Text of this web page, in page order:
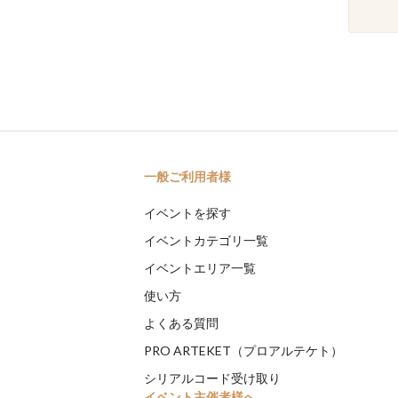
一般ご利用者様
イベントを探す
イベントカテゴリ一覧
イベントエリア一覧
使い方
よくある質問
PRO ARTEKET（プロアルテケト）
シリアルコード受け取り